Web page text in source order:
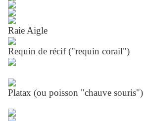
Raie Aigle
Requin de récif ("requin corail")
Platax (ou poisson "chauve souris")